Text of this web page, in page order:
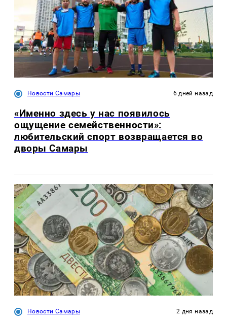
Новости Самары 6 дней назад
«Именно здесь у нас появилось
ощущение семейственности»:
любительский спорт возвращается во
дворы Самары
Новости Самары 2 дня назад